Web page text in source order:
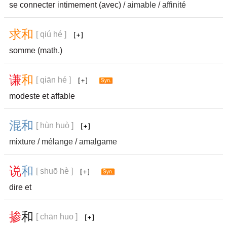
se connecter intimement (avec) /aimable /affinité
求和 [ qiú hé ]
somme (math.)
谦和
[ qiān hé ]
modeste et affable
混和 [ hùn huò ]
mixture / mélange /amalgame
说和
[ shuō hè ]
dire et
掺和 [ chān huo ]